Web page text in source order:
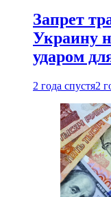
Запрет
Украину
ударом
2 года спустя2